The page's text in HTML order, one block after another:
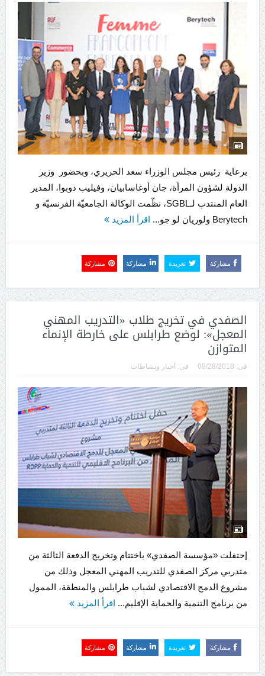
برعاية رئيس مجلس الوزراء سعد الحريري، وبحضور وزير
الدولة لشؤون المرأة، جان أوغاسابيان، وفيليب دوبوا، المدير
العام المنتدب لـSGBL، نظّمت الوكالة الجامعيّة الفرنسيّة و
Berytech ولوريان لو جو...
اقرأ المزيد
مشاركة تغريدة مشاركة مشاركة
الصفدي في تخريج طلاب «التدريب المهني
المعجل»: لوضع طرابلس على خارطة الإنماء
المتوازن
فى: 09/28/2018 فى: أخبار ونشاطات
إحتفلت «مؤسسة الصفدي» باختتام وتخريج الدفعة الثالثة من
متدربي مركز الصفدي للتدريب المهني المعجل وذلك من
مشروع الدمج الاقتصادي لشباب طرابلس والمنطقة، الممول
من برنامج التنمية والحماية الإقليم... اقرأ المزيد
مشاركة تغريدة مشاركة مشاركة